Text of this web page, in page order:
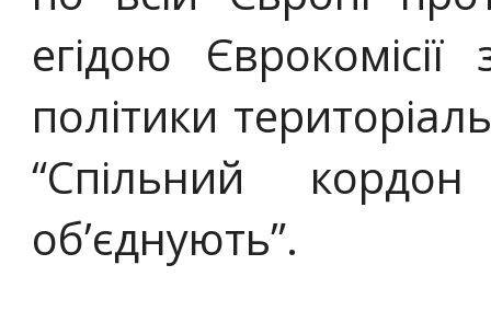
егідою
політики
“Спільний
об’єднують”.